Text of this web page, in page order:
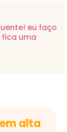
eu faço
fica uma
alta